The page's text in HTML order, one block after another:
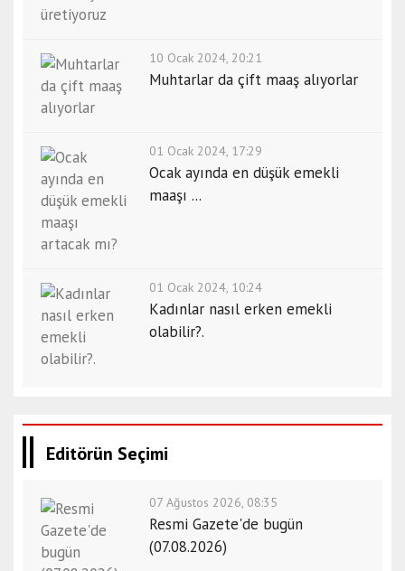
10 Ocak 2024, 20:21
Muhtarlar da çift maaş alıyorlar
01 Ocak 2024, 17:29
Ocak ayında en düşük emekli
maaşı ...
01 Ocak 2024, 10:24
Kadınlar nasıl erken emekli
olabilir?.
Editörün Seçimi
07 Ağustos 2026, 08:35
Resmi Gazete'de bugün
(07.08.2026)